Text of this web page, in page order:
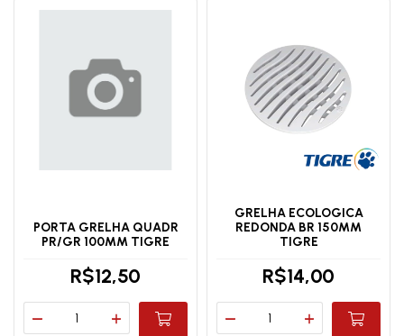
PORTA GRELHA QUADR
PR/GR 100MM TIGRE
R$12,50
GRELHA ECOLOGICA
REDONDA BR 150MM
TIGRE
R$14,00